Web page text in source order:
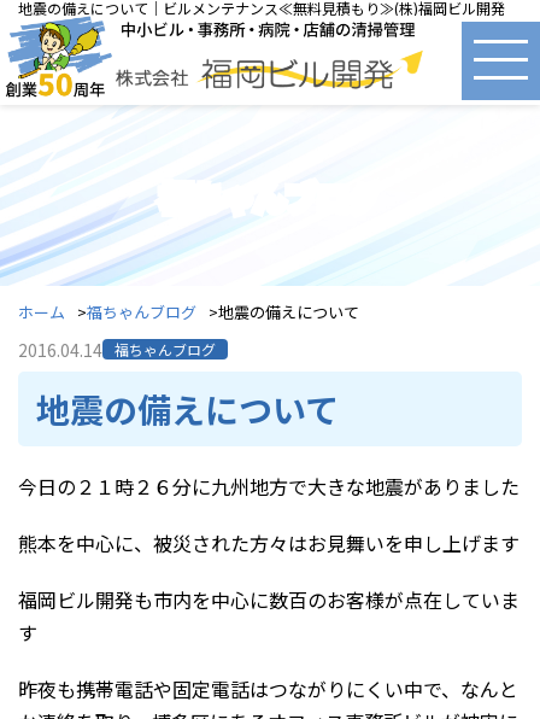
地震の備えについて｜ビルメンテナンス≪無料見積もり≫(株)福岡ビル開発
福ちゃんブログ
ホーム 福ちゃんブログ 地震の備えについて
2016.04.14 福ちゃんブログ
地震の備えについて
今日の２１時２６分に九州地方で大きな地震がありました
熊本を中心に、被災された方々はお見舞いを申し上げます
福岡ビル開発も市内を中心に数百のお客様が点在していま
す
昨夜も携帯電話や固定電話はつながりにくい中で、なんと